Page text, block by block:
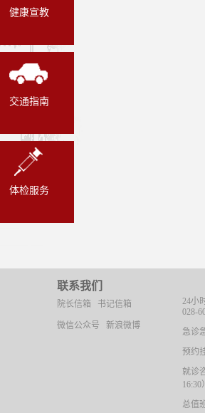
健康宣教
交通指南
体检服务
联系我们
院长信箱 书记信箱
微信公众号 新浪微博
24小
028-
急诊
预约
就诊
16:30
总值